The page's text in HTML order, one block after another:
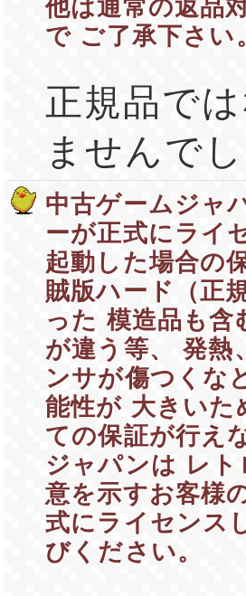
他は通常の返品
で ご了承下さい
正規品で
ませんでし
中古ゲームジャ
ーが正式にライ
起動した場合の
賊版ハード（正
った 模造品も含
が違う等、 発熱
ンサが傷つくな
能性が 大きいた
ての保証が行え
ジャパンは レ
意を示すお客様
式にライセンス
びください。